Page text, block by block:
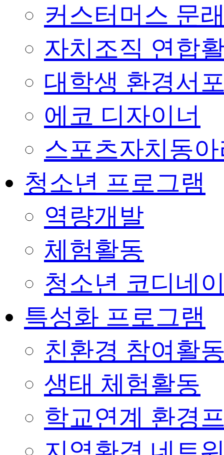
커스터머스 문
자치조직 연합
대학생 환경서
에코 디자이너
스포츠자치동
청소년 프로그램
역량개발
체험활동
청소년 코디네
특성화 프로그램
친환경 참여활
생태 체험활동
학교연계 환경